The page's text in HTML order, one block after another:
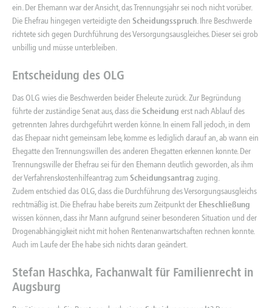
ein. Der Ehemann war der Ansicht, das Trennungsjahr sei noch nicht vorüber.
Die Ehefrau hingegen verteidigte den Scheidungsspruch. Ihre Beschwerde
richtete sich gegen Durchführung des Versorgungsausgleiches. Dieser sei grob
unbillig und müsse unterbleiben.
Entscheidung des OLG
Das OLG wies die Beschwerden beider Eheleute zurück. Zur Begründung
führte der zuständige Senat aus, dass dieScheidung erst nach Ablauf des
getrennten Jahres durchgeführt werden könne. In einem Fall jedoch, in dem
das Ehepaar nicht gemeinsam lebe, komme es lediglich darauf an, ab wann ein
Ehegatte den Trennungswillen des anderen Ehegatten erkennen konnte. Der
Trennungswille der Ehefrau sei für den Ehemann deutlich geworden, als ihm
der Verfahrenskostenhilfeantrag zumScheidungsantrag zuging.
Zudem entschied das OLG, dass die Durchführung des Versorgungsausgleichs
rechtmäßig ist. Die Ehefrau habe bereits zum Zeitpunkt der Eheschließung
wissen können, dass ihr Mann aufgrund seiner besonderen Situation und der
Drogenabhängigkeit nicht mit hohen Rentenanwartschaften rechnen konnte.
Auch im Laufe der Ehe habe sich nichts daran geändert.
Stefan Haschka, Fachanwalt für Familienrecht in
Augsburg